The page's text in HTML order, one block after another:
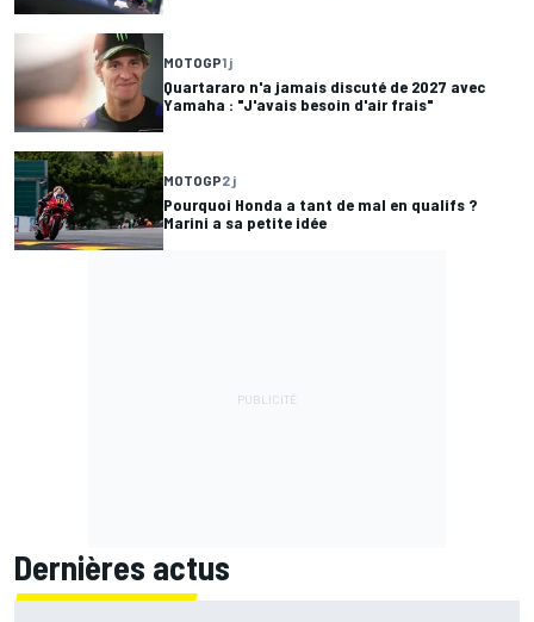
MOTOGP1 j
Quartararo n'a jamais discuté de 2027 avec
Yamaha : "J'avais besoin d'air frais"
MOTOGP2 j
Pourquoi Honda a tant de mal en qualifs ?
Marini a sa petite idée
Dernières actus